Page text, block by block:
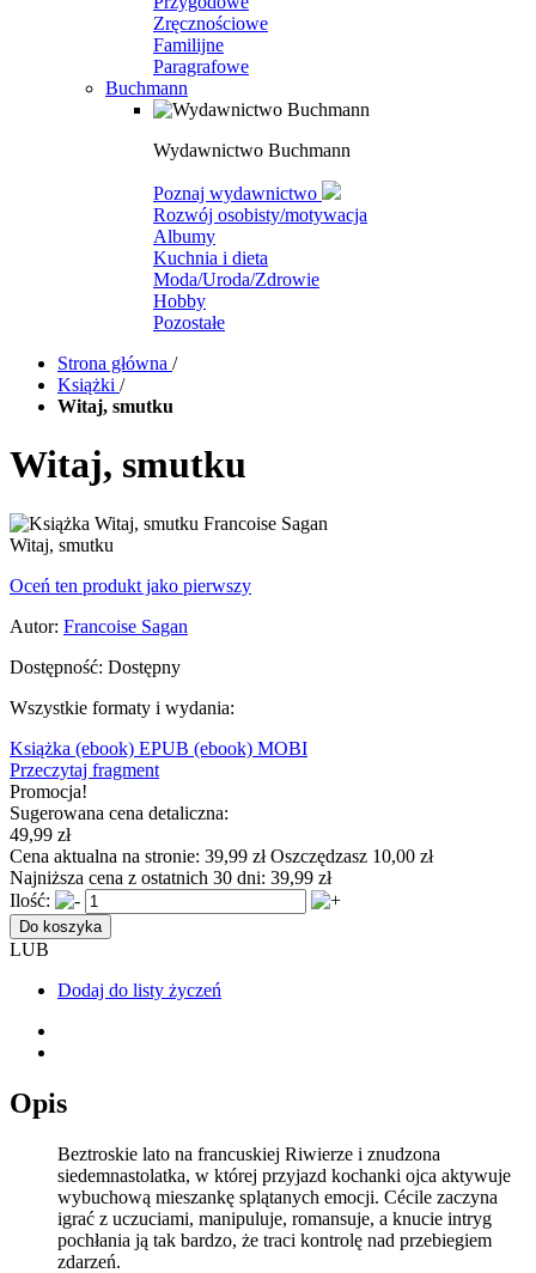
Zręcznościowe
Familijne
Paragrafowe
Buchmann
Wydawnictwo Buchmann
Poznaj wydawnictwo
Rozwój osobisty/motywacja
Albumy
Kuchnia i dieta
Moda/Uroda/Zdrowie
Hobby
Pozostałe
Strona główna /
Książki /
Witaj, smutku
Witaj, smutku
Witaj, smutku
Oceń ten produkt jako pierwszy
Autor: Francoise Sagan
Dostępność: Dostępny
Wszystkie formaty i wydania:
Książka (ebook) EPUB (ebook) MOBI
Przeczytaj fragment
Promocja!
Sugerowana cena detaliczna:
49,99 zł
Cena aktualna na stronie: 39,99 złOszczędzasz 10,00 zł
Najniższa cena z ostatnich 30 dni: 39,99 zł
Ilość:
Do koszyka
LUB
Dodaj do listy życzeń
Opis
Beztroskie lato na francuskiej Riwierze i znudzona
siedemnastolatka, w której przyjazd kochanki ojca aktywuje
wybuchową mieszankę splątanych emocji. Cécile zaczyna
igrać z uczuciami, manipuluje, romansuje, a knucie intryg
pochłania ją tak bardzo, że traci kontrolę nad przebiegiem
zdarzeń.